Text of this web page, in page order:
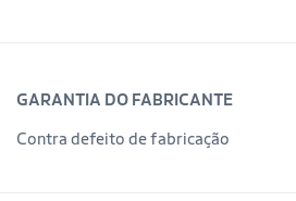
GARANTIA DO FABRICANTE
Contra defeito de fabricação